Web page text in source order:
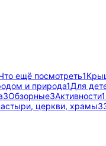
ещё посмотреть1
и природа1Для
3Обзорные3Активности1
церкви, храмы3